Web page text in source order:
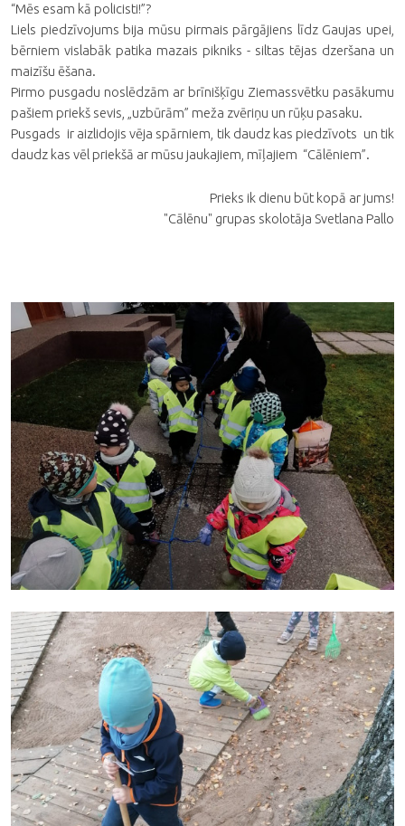
“Mēs esam kā policisti!”?
Liels piedzīvojums bija mūsu pirmais pārgājiens līdz Gaujas upei,
bērniem vislabāk patika mazais pikniks - siltas tējas dzeršana un
maizīšu ēšana.
Pirmo pusgadu noslēdzām ar brīnišķīgu Ziemassvētku pasākumu
pašiem priekš sevis, „uzbūrām” meža zvēriņu un rūķu pasaku.
Pusgads ir aizlidojis vēja spārniem, tik daudz kas piedzīvots un tik
daudz kas vēl priekšā ar mūsu jaukajiem, mīļajiem “Cālēniem”.
Prieks ik dienu būt kopā ar jums!
"Cālēnu" grupas skolotāja Svetlana Pallo